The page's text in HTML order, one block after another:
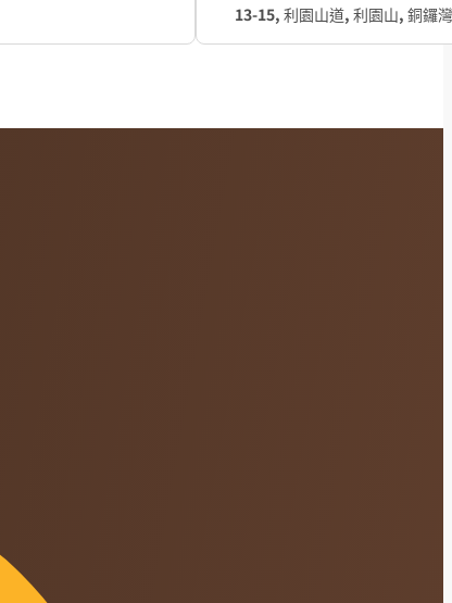
13-15, 利園山道, 利園山, 銅鑼